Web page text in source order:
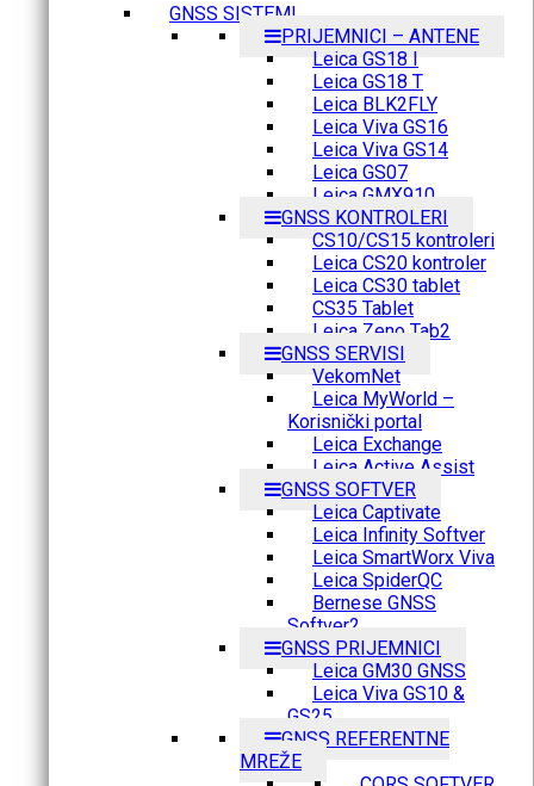
GNSS SISTEMI
PRIJEMNICI – ANTENE
Leica GS18 I
Leica GS18 T
Leica BLK2FLY
Leica Viva GS16
Leica Viva GS14
Leica GS07
Leica GMX910
GNSS KONTROLERI
CS10/CS15 kontroleri
Leica CS20 kontroler
Leica CS30 tablet
CS35 Tablet
Leica Zeno Tab2
GNSS SERVISI
VekomNet
Leica MyWorld –
Korisnički portal
Leica Exchange
Leica Active Assist
GNSS SOFTVER
Leica Captivate
Leica Infinity Softver
Leica SmartWorx Viva
Leica SpiderQC
Bernese GNSS
Softver2
GNSS PRIJEMNICI
Leica GM30 GNSS
Leica Viva GS10 &
GS25
GNSS REFERENTNE
MREŽE